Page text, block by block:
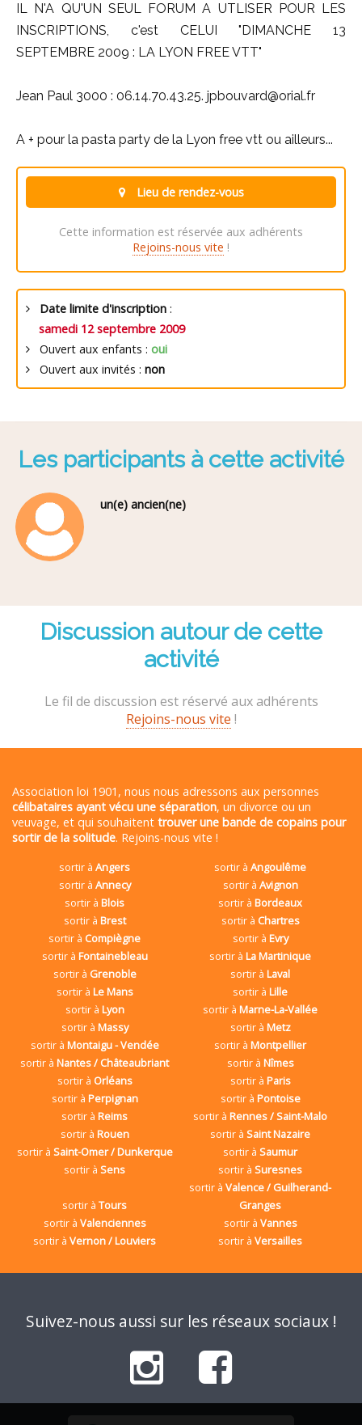
IL N'A QU'UN SEUL FORUM A UTLISER POUR LES
INSCRIPTIONS, c'est CELUI "DIMANCHE 13
SEPTEMBRE 2009 : LA LYON FREE VTT"
Jean Paul 3000 : 06.14.70.43.25. jpbouvard@orial.fr
A + pour la pasta party de la Lyon free vtt ou ailleurs...
Lieu de rendez-vous
Cette information est réservée aux adhérents
Rejoins-nous vite !
Date limite d'inscription :
samedi 12 septembre 2009
Ouvert aux enfants : oui
Ouvert aux invités : non
Les participants à cette activité
un(e) ancien(ne)
Discussion autour de cette
activité
Le fil de discussion est réservé aux adhérents
Rejoins-nous vite !
Association loi 1901, nous nous adressons aux personnes
célibataires ayant vécu une séparation, un divorce ou un
veuvage, et qui souhaitent trouver une bande de copains pour
sortir de la solitude. Rejoins-nous vite !
sortir àAngers sortir àAngoulême
sortir à Annecy sortir à Avignon
sortir àBlois sortir àBordeaux
sortir à Brest sortir à Chartres
sortir à Compiègne sortir à Evry
sortir à Fontainebleau sortir àLa Martinique
sortir à Grenoble sortir àLaval
sortir à Le Mans sortir àLille
sortir à Lyon sortir àMarne-La-Vallée
sortir à Massy sortir à Metz
sortir à Montaigu - Vendée sortir àMontpellier
sortir àNantes / Châteaubriant sortir à Nîmes
sortir à Orléans sortir à Paris
sortir à Perpignan sortir à Pontoise
sortir àReims sortir àRennes / Saint-Malo
sortir à Rouen sortir àSaint Nazaire
sortir à Saint-Omer / Dunkerque sortir àSaumur
sortir àSens sortir àSuresnes
sortir àTours
sortir àValence / Guilherand-
Granges
sortir à Valenciennes sortir à Vannes
sortir àVernon / Louviers sortir àVersailles
Suivez-nous aussi sur les réseaux sociaux !